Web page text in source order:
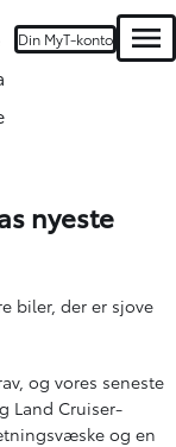
Din MyT-konto
nyeste
biler, der er sjove
og vores seneste
Land Cruiser-
og en